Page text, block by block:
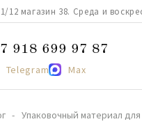
магазин 38. Среда и
918 699 97 87
Telegram Max
Упаковочный материал